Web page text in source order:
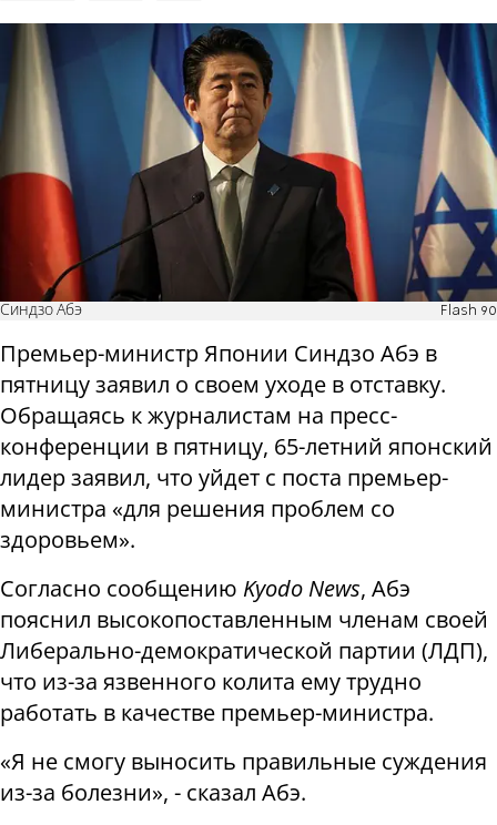
Синдзо Абэ Flash 90
Премьер-министр Японии Синдзо Абэ в
пятницу заявил о своем уходе в отставку.
Обращаясь к журналистам на пресс-
конференции в пятницу, 65-летний японский
лидер заявил, что уйдет с поста премьер-
министра «для решения проблем со
здоровьем».
Согласно сообщению Kyodo News, Абэ
пояснил высокопоставленным членам своей
Либерально-демократической партии (ЛДП),
что из-за язвенного колита ему трудно
работать в качестве премьер-министра.
«Я не смогу выносить правильные суждения
из-за болезни», - сказал Абэ.